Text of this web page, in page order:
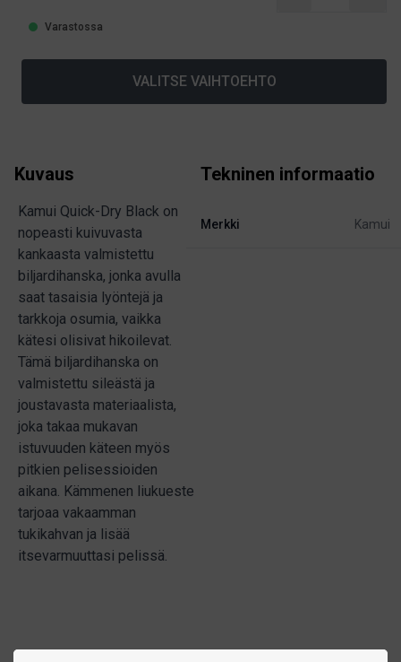
Varastossa
VALITSE VAIHTOEHTO
Kuvaus
Kamui Quick-Dry Black on
nopeasti kuivuvasta
kankaasta valmistettu
biljardihanska, jonka avulla
saat tasaisia lyöntejä ja
tarkkoja osumia, vaikka
kätesi olisivat hikoilevat.
Tämä biljardihanska on
valmistettu sileästä ja
joustavasta materiaalista,
joka takaa mukavan
istuvuuden käteen myös
pitkien pelisessioiden
aikana. Kämmenen liukueste
tarjoaa vakaamman
tukikahvan ja lisää
itsevarmuuttasi pelissä.
Tekninen informaatio
Merkki Kamui